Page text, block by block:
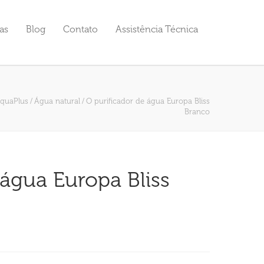
Blog Contato Assistência Técnica
/ Água natural / O purificador de água Europa Bliss
Branco
Europa Bliss